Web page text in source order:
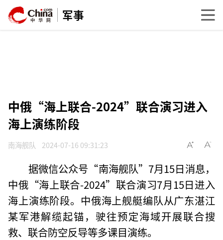
军事
中俄“海上联合-2024”联合演习进入
海上演练阶段
南海舰队 2024-07-16 09:31:23
据微信公众号“南海舰队”7月15日消息，
中俄“海上联合-2024”联合演习7月15日进入
海上演练阶段。中俄海上舰艇编队从广东湛江
某军港解缆起锚，驶往预定海域开展联合搜
救、联合防空反导等多课目演练。